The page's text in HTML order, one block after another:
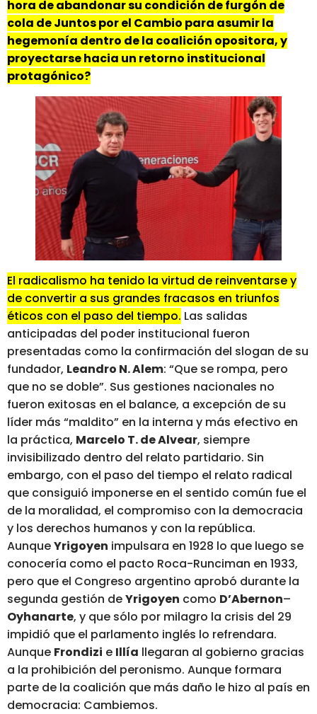
hora de abandonar su condición de furgón de
cola de Juntos por el Cambio para asumir la
hegemonía dentro de la coalición opositora, y
proyectarse hacia un retorno institucional
protagónico?
El radicalismo ha tenido la virtud de reinventarse y
de convertir a sus grandes fracasos en triunfos
éticos con el paso del tiempo. Las salidas
anticipadas del poder institucional fueron
presentadas como la confirmación del slogan de su
fundador, Leandro N. Alem: “Que se rompa, pero
que no se doble”. Sus gestiones nacionales no
fueron exitosas en el balance, a excepción de su
líder más “maldito” en la interna y más efectivo en
la práctica, Marcelo T. de Alvear, siempre
invisibilizado dentro del relato partidario. Sin
embargo, con el paso del tiempo el relato radical
que consiguió imponerse en el sentido común fue el
de la moralidad, el compromiso con la democracia
y los derechos humanos y con la república.
AunqueYrigoyen impulsara en 1928 lo que luego se
conocería como el pacto Roca-Runciman en 1933,
pero que el Congreso argentino aprobó durante la
segunda gestión deYrigoyen como D’Abernon–
Oyhanarte, y que sólo por milagro la crisis del 29
impidió que el parlamento inglés lo refrendara.
Aunque Frondizi e Illía llegaran al gobierno gracias
a la prohibición del peronismo. Aunque formara
parte de la coalición que más daño le hizo al país en
democracia: Cambiemos.